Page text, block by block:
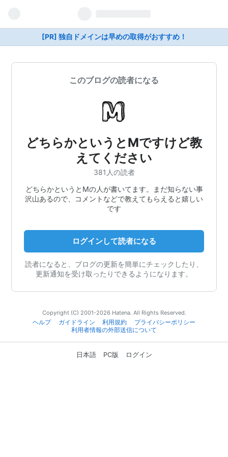
[PR] 独自ドメインは早めの取得がおすすめ！
このブログの読者になる
どちらかというとMですけど教
えてください
381人の読者
どちらかというとMの人が書いてます。まだ知らない事
沢山あるので、コメントなどで教えてもらえると嬉しい
です
ログインして読者になる
読者になると、ブログの更新を簡単にチェックしたり、
更新通知を受け取ったりできるようになります。
Copyright (C) 2001-2026 Hatena. All Rights Reserved.
ヘルプ
ガイドライン 利用規約
プライバシーポリシー
利用者情報の外部送信について
日本語 PC版 ログイン